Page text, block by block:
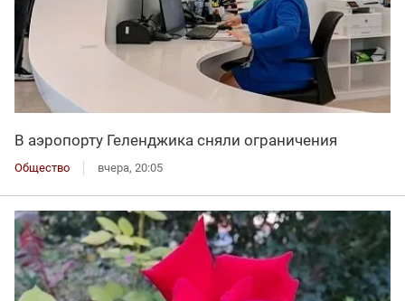
В аэропорту Геленджика сняли ограничения
Общество вчера, 20:05